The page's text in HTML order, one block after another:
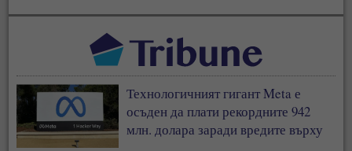
Технологичният гигант Meta е
осъден да плати рекордните 942
млн. долара заради вредите върху